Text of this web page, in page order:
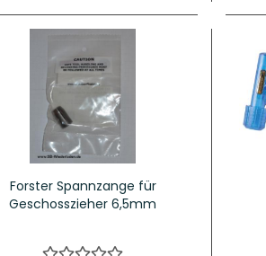
Forster Spannzange für
Geschosszieher 6,5mm